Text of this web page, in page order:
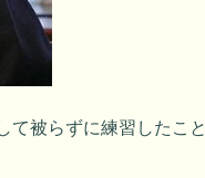
て被らずに練習したこと